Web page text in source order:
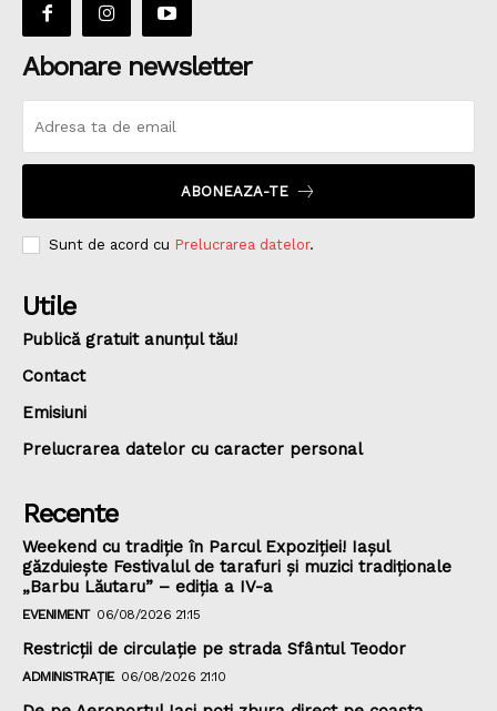
Abonare newsletter
ABONEAZA-TE
Sunt de acord cu Prelucrarea datelor.
Utile
Publică gratuit anunțul tău!
Contact
Emisiuni
Prelucrarea datelor cu caracter personal
Recente
Weekend cu tradiție în Parcul Expoziției! Iașul
găzduiește Festivalul de tarafuri și muzici tradiționale
„Barbu Lăutaru” – ediția a IV-a
EVENIMENT 06/08/2026 21:15
Restricții de circulație pe strada Sfântul Teodor
ADMINISTRAȚIE 06/08/2026 21:10